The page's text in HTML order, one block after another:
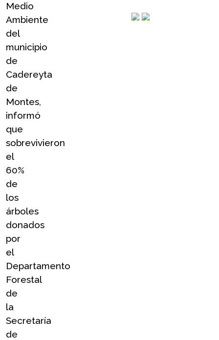
Medio
Ambiente
del
municipio
de
Cadereyta
de
Montes,
informó
que
sobrevivieron
el
60%
de
los
árboles
donados
por
el
Departamento
Forestal
de
la
Secretaría
de